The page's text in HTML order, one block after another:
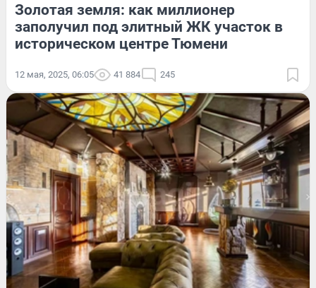
Золотая земля: как миллионер
заполучил под элитный ЖК участок в
историческом центре Тюмени
12 мая, 2025, 06:05 41 884 245